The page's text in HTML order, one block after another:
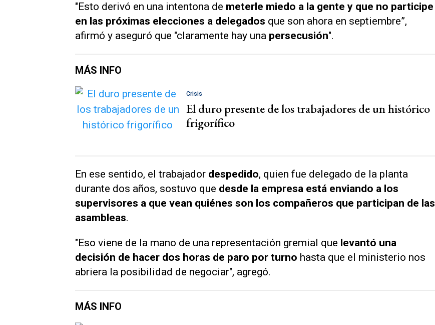
"Esto derivó en una intentona de meterle miedo a la gente y que no participe
en las próximas elecciones a delegados que son ahora en septiembre”,
afirmó y aseguró que "claramente hay una persecusión".
MÁS INFO
Crisis
El duro presente de los trabajadores de un histórico
frigorífico
En ese sentido, el trabajador despedido, quien fue delegado de la planta
durante dos años, sostuvo que desde la empresa está enviando a los
supervisores a que vean quiénes son los compañeros que participan de las
asambleas.
"Eso viene de la mano de una representación gremial que levantó una
decisión de hacer dos horas de paro por turno hasta que el ministerio nos
abriera la posibilidad de negociar", agregó.
MÁS INFO